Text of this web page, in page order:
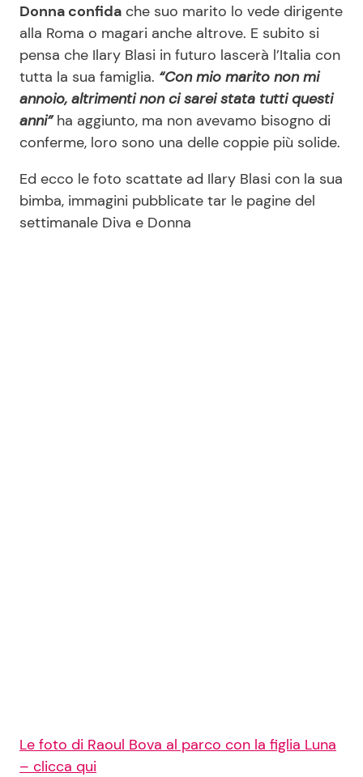
Privacy Policy
Donna confida che suo marito lo vede dirigente
alla Roma o magari anche altrove. E subito si
pensa che Ilary Blasi in futuro lascerà l’Italia con
tutta la sua famiglia. “Con mio marito non mi
annoio, altrimenti non ci sarei stata tutti questi
anni”ha aggiunto, ma non avevamo bisogno di
conferme, loro sono una delle coppie più solide.
Ed ecco le foto scattate ad Ilary Blasi con la sua
bimba, immagini pubblicate tar le pagine del
settimanale Diva e Donna
Le foto di Raoul Bova al parco con la figlia Luna
– clicca qui